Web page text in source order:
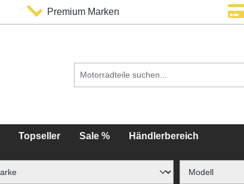
Premium Marken
Topseller Sale % Händlerbereich